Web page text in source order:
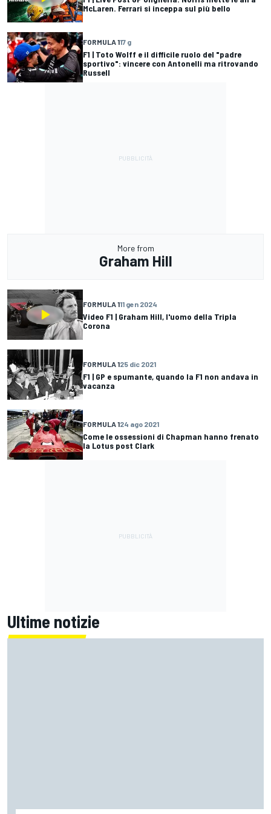
McLaren. Ferrari si inceppa sul più bello
FORMULA 117 g
F1 | Toto Wolff e il difficile ruolo del "padre
sportivo": vincere con Antonelli ma ritrovando
Russell
More from
Graham Hill
FORMULA 111 gen 2024
Video F1 | Graham Hill, l'uomo della Tripla
Corona
FORMULA 125 dic 2021
F1 | GP e spumante, quando la F1 non andava in
vacanza
FORMULA 124 ago 2021
Come le ossessioni di Chapman hanno frenato
la Lotus post Clark
Ultime notizie